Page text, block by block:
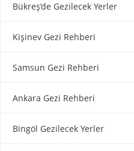
Bükreş’de Gezilecek Yerler
Kişinev Gezi Rehberi
Samsun Gezi Rehberi
Ankara Gezi Rehberi
Bingöl Gezilecek Yerler